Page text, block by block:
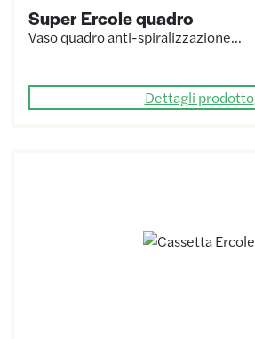
Super Ercole quadro
Vaso quadro anti-spiralizzazione…
Dettagli prodotto